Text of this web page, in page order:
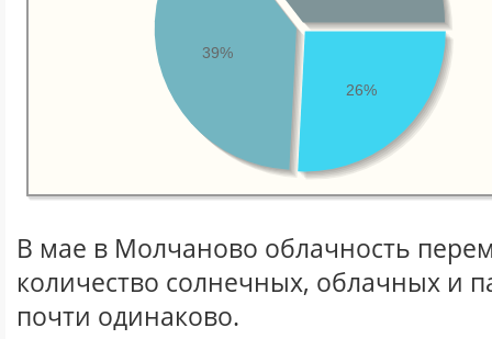
26%
39%
В мае в Молчаново облачность
количество солнечных, облачных и
почти одинаково.